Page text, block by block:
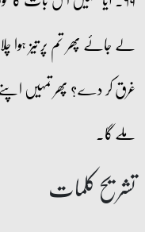
لے جائے پھر تم پر تیز
غرق کر دے؟ پھر تمہیں اپنے
ملے گا۔
تشریح کلمات